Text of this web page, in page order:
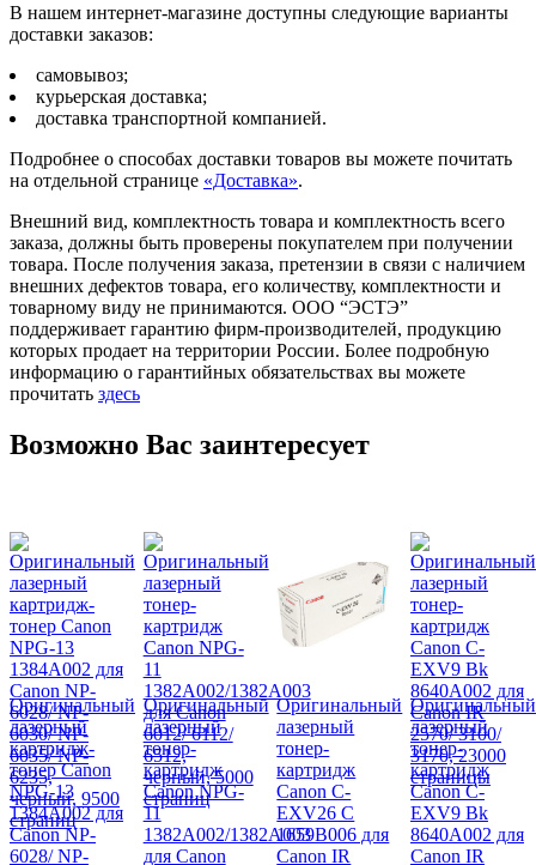
В нашем интернет-магазине доступны следующие варианты
доставки заказов:
самовывоз;
курьерская доставка;
доставка транспортной компанией.
Подробнее о способах доставки товаров вы можете почитать
на отдельной странице «Доставка».
Внешний вид, комплектность товара и комплектность всего
заказа, должны быть проверены покупателем при получении
товара. После получения заказа, претензии в связи с наличием
внешних дефектов товара, его количеству, комплектности и
товарному виду не принимаются. ООО “ЭСТЭ”
поддерживает гарантию фирм-производителей, продукцию
которых продает на территории России. Более подробную
информацию о гарантийных обязательствах вы можете
прочитать здесь
Возможно Вас заинтересует
Оригинальный
лазерный
картридж-
тонер Canon
NPG-13
1384A002 для
Canon NP-
6028/ NP-
Оригинальный
лазерный
тонер-
картридж
Canon NPG-
11
1382A002/1382A003
для Canon
Оригинальный
лазерный
тонер-
картридж
Canon C-
EXV26 C
1659B006 ​для
Canon IR
Оригинальный
лазерный
тонер-
картридж
Canon C-
EXV9 Bk
8640A002 для
Canon IR